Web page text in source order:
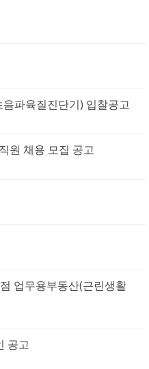
파육질진단기) 입찰공고
원 채용 모집 공고
업무용부동산(근린생활
공고